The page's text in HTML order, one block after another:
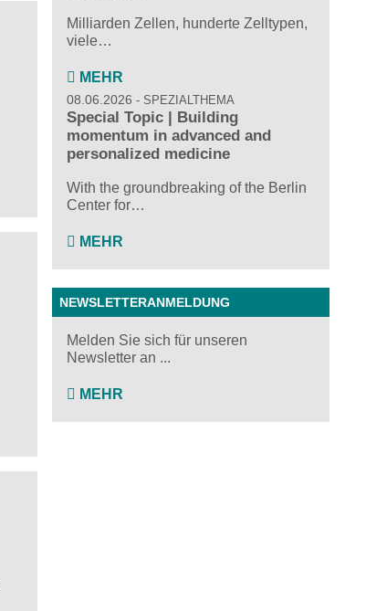
Milliarden Zellen, hunderte Zelltypen,
viele…
MEHR
08.06.2026 SPEZIALTHEMA
Special Topic | Building
momentum in advanced and
personalized medicine
With the groundbreaking of the Berlin
Center for…
MEHR
NEWSLETTERANMELDUNG
Melden Sie sich für unseren
Newsletter an ...
MEHR